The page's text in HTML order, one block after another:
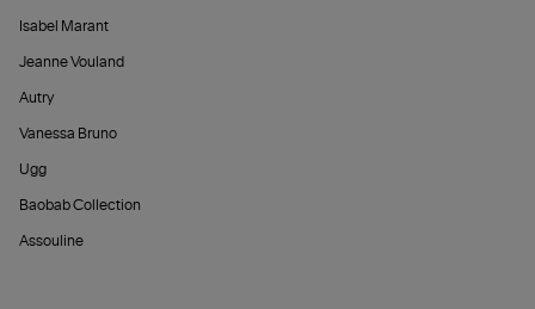
Isabel Marant
Jeanne Vouland
Autry
Vanessa Bruno
Ugg
Baobab Collection
Assouline